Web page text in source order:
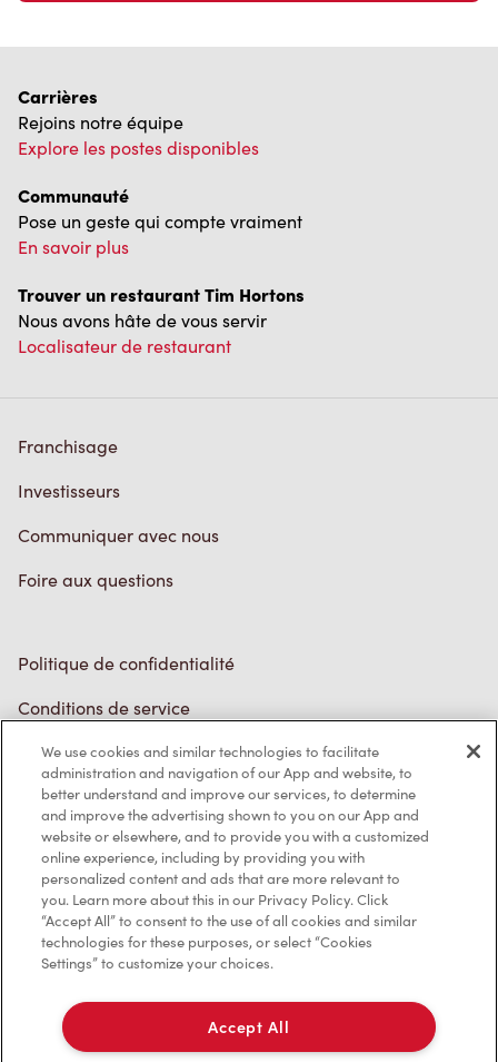
Rejoins notre équipe
Explore les postes disponibles
Communauté
Pose un geste qui compte vraiment
En savoir plus
Trouver un restaurant Tim Hortons
Nous avons hâte de vous servir
Localisateur de restaurant
Investisseurs
Communiquer avec nous
Foire aux questions
Conditions de service
Marques de commerce
Accessibilité
Diagnostic
Contactez-nous
TM & © Tim Hortons, 2023
We use cookies and similar technologies to facilitate
administration and navigation of our App and website, to
better understand and improve our services, to determine
and improve the advertising shown to you on our App and
website or elsewhere, and to provide you with a customized
online experience, including by providing you with
personalized content and ads that are more relevant to
you. Learn more about this in our Privacy Policy. Click
“Accept All” to consent to the use of all cookies and similar
technologies for these purposes, or select “Cookies
Settings” to customize your choices.
Accept All